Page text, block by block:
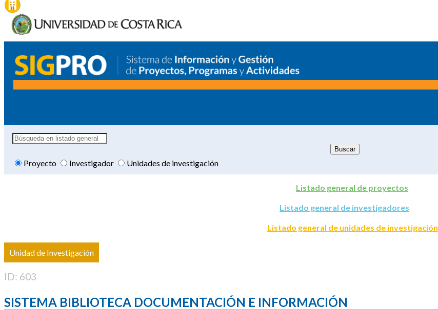
Proyecto Investigador Unidades de investigación
Listado general de proyectos
Listado general de investigadores
Listado general de unidades de investigación
Unidad de Investigación
ID: 603
SISTEMA BIBLIOTECA DOCUMENTACIÓN E INFORMACIÓN